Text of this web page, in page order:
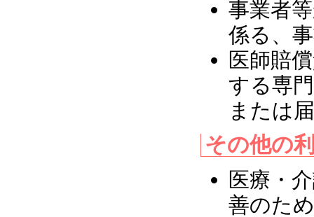
事業者
係る、
医師賠
する専
または
その他の
医療・
善のた